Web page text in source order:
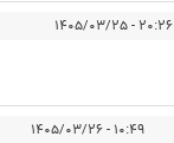
۲۰:۲۶ - ۱۴۰۵/۰۳/۲۵
۱۰:۴۹ - ۱۴۰۵/۰۳/۲۶